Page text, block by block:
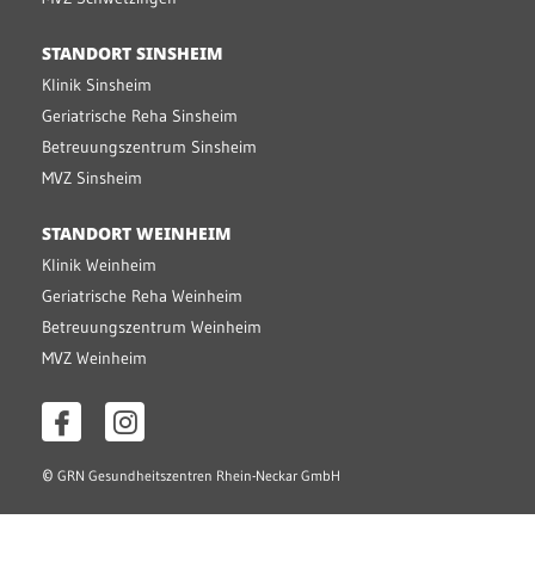
STANDORT SINSHEIM
Klinik Sinsheim
Geriatrische Reha Sinsheim
Betreuungszentrum Sinsheim
MVZ Sinsheim
STANDORT WEINHEIM
Klinik Weinheim
Geriatrische Reha Weinheim
Betreuungszentrum Weinheim
MVZ Weinheim
© GRN Gesundheitszentren Rhein-Neckar GmbH